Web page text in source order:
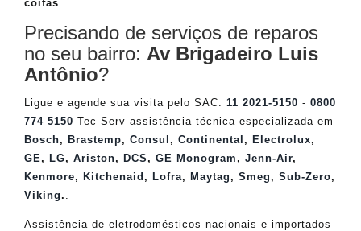
coifas
Precisando de serviços de reparos
no seu bairro: Av Brigadeiro Luis
Antônio?
Ligue e agende sua visita pelo SAC: 11 2021-5150 - 0800
774 5150 Tec Serv assistência técnica especializada em
Bosch, Brastemp, Consul , Continental , Electrolux,
GE , LG, Ariston, DCS , GE Monogram , Jenn-Air,
Kenmore, Kitchenaid , Lofra, Maytag , Smeg , Sub-Zero,
Viking.
Assistência de eletrodomésticos nacionais e importados